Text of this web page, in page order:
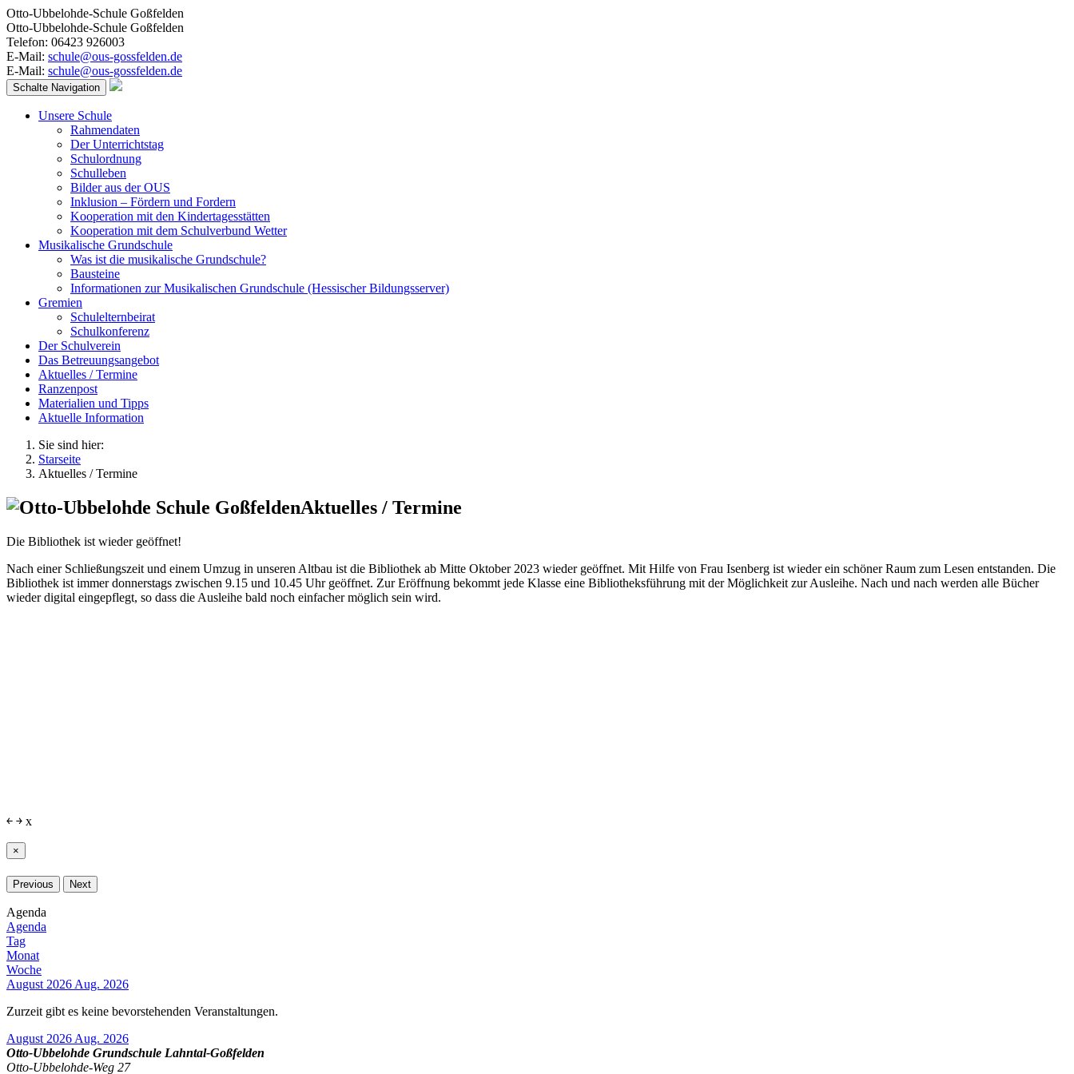
Otto-Ubbelohde-Schule Goßfelden
Otto-Ubbelohde-Schule Goßfelden
Telefon: 06423 926003
E-Mail: schule@ous-gossfelden.de
E-Mail: schule@ous-gossfelden.de
Schalte Navigation
Unsere Schule
Rahmendaten
Der Unterrichtstag
Schulordnung
Schulleben
Bilder aus der OUS
Inklusion – Fördern und Fordern
Kooperation mit den Kindertagesstätten
Kooperation mit dem Schulverbund Wetter
Musikalische Grundschule
Was ist die musikalische Grundschule?
Bausteine
Informationen zur Musikalischen Grundschule (Hessischer Bildungsserver)
Gremien
Schulelternbeirat
Schulkonferenz
Der Schulverein
Das Betreuungsangebot
Aktuelles / Termine
Ranzenpost
Materialien und Tipps
Aktuelle Information
Sie sind hier:
Starseite
Aktuelles / Termine
Aktuelles / Termine
Die Bibliothek ist wieder geöffnet!
Nach einer Schließungszeit und einem Umzug in unseren Altbau ist die Bibliothek ab Mitte Oktober 2023 wieder geöffnet. Mit Hilfe von Frau Isenberg ist wieder ein schöner Raum zum Lesen entstanden. Die
Bibliothek ist immer donnerstags zwischen 9.15 und 10.45 Uhr geöffnet. Zur Eröffnung bekommt jede Klasse eine Bibliotheksführung mit der Möglichkeit zur Ausleihe. Nach und nach werden alle Bücher
wieder digital eingepflegt, so dass die Ausleihe bald noch einfacher möglich sein wird.
￩ ￫ x
×
Previous Next
Agenda
Agenda
Tag
Monat
Woche
August 2026 Aug. 2026
Zurzeit gibt es keine bevorstehenden Veranstaltungen.
August 2026 Aug. 2026
Otto-Ubbelohde Grundschule Lahntal-Goßfelden
Otto-Ubbelohde-Weg 27